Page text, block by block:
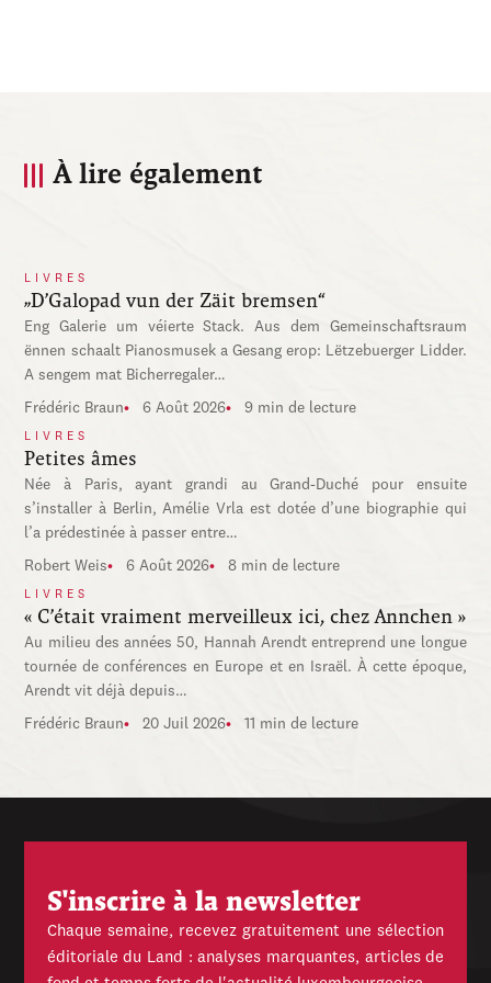
À lire également
LIVRES
„D’Galopad vun der Zäit bremsen“
Eng Galerie um véierte Stack. Aus dem Gemeinschaftsraum
ënnen schaalt Pianosmusek a Gesang erop: Lëtzebuerger Lidder.
A sengem mat Bicherregaler…
Frédéric Braun 6 Août 2026 9 min de lecture
LIVRES
Petites âmes
Née à Paris, ayant grandi au Grand-Duché pour ensuite
s’installer à Berlin, Amélie Vrla est dotée d’une biographie qui
l’a prédestinée à passer entre…
Robert Weis 6 Août 2026 8 min de lecture
LIVRES
« C’était vraiment merveilleux ici, chez Annchen »
Au milieu des années 50, Hannah Arendt entreprend une longue
tournée de conférences en Europe et en Israël. À cette époque,
Arendt vit déjà depuis…
Frédéric Braun 20 Juil 2026 11 min de lecture
S'inscrire à la newsletter
Chaque semaine, recevez gratuitement une sélection
éditoriale du Land : analyses marquantes, articles de